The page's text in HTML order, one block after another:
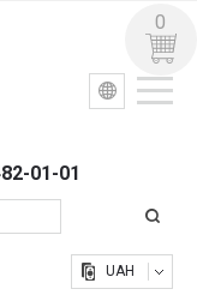
01-01
УКР РУС
UAH
0